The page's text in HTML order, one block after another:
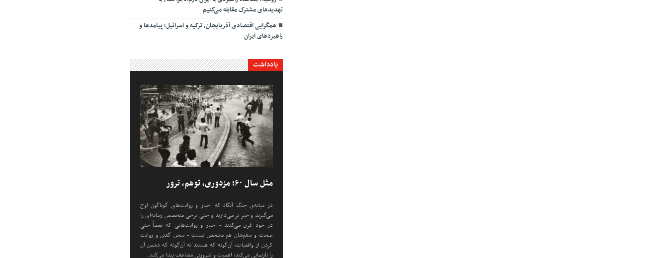
تهدیدهای مشترک مقابله می‌کنیم
همگرایی اقتصادی آذربایجان، ترکیه و اسرائیل؛ پیامدها و
راهبردهای ایران
یادداشت
مثل سال ۶۰؛ مزدوری، توهم، ترور
در میانه‌ی جنگ آنگاه که اخبار و روایت‌های گوناگون اوج
می‌گیرند و خیز بر می‌دارند و حتی برخی متخصص رسانه‌ای را
در خود غرق می‌کنند - اخبار و روایت‌هایی که بعضاً حتی
صحت و سقم‌شان هم مشخص نیست - سخن گفتن و روایت
کردن از واقعیات، آن‌گونه که هستند نه آن‌گونه که دشمن آن
را بازنمایی می‌کند، اهمیت و ضرورتی مضاعف پیدا می‌کند.